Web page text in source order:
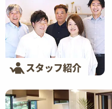
スタッフ紹介